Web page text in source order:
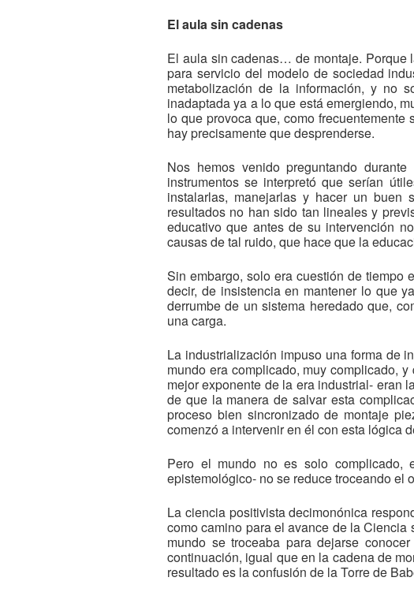
El aula sin cadenas
El aula sin cadenas… de montaje. Porque
para servicio del modelo de sociedad
metabolización de la información, y no
inadaptada ya a lo que está emergiendo,
lo que provoca que, como
hay precisamente que desprenderse.
Nos hemos venido preguntando
instrumentos se interpretó que serían
instalarlas, manejarlas y hacer un buen
resultados no han sido tan lineales y
educativo que antes de su intervención
causas de tal ruido, que hace que la
Sin embargo, solo era cuestión de tiempo
decir, de insistencia en mantener lo que
derrumbe de un sistema heredado que,
una carga.
La industrialización impuso una forma de
mundo era complicado, muy complicado,
mejor exponente de la era industrial- eran
de que la manera de salvar esta
proceso bien sincronizado de montaje
comenzó a intervenir en él con esta lógica
Pero el mundo no es solo complicado,
epistemológico- no se reduce troceando el
La ciencia positivista decimonónica
como camino para el avance de la
mundo se troceaba para dejarse
continuación, igual que en la cadena de
resultado es la confusión de la Torre de